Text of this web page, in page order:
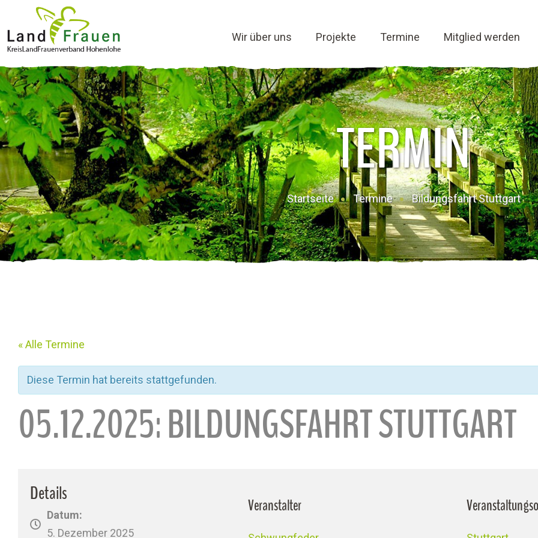
Wir über uns Projekte Termine Mitglied werden
TERMIN
Startseite Termine Bildungsfahrt Stuttgart
« Alle Termine
Diese Termin hat bereits stattgefunden.
05.12.2025: BILDUNGSFAHRT STUTTGART
Details
Datum:
5. Dezember 2025
Veranstalter